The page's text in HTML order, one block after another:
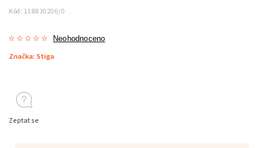
Kód: 118830206/0
Neohodnoceno
Značka: Stiga
Zeptat se